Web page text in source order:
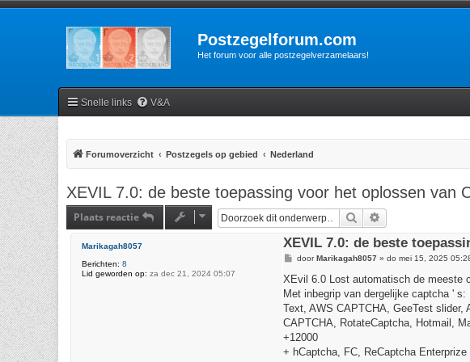
Postzegelforum.com
Het forum voor alle postzegelverzamelaars!
Snelle links V&A
Forumoverzicht Postzegels op gebied Nederland
XEVIL 7.0: de beste toepassing voor het oplossen van
Plaats reactie Zoek
Marikagah8057
Berichten: 8
Lid geworden op: za dec 21, 2024 05:07
XEVIL 7.0: de beste
B
r
c
h
doorMarikagah8057 » do mei 15, 2025
XEvil 6.0 Lost automatisch de meeste
Met inbegrip van dergelijke captcha '
Text, AWS CAPTCHA, GeeTest
CAPTCHA, RotateCaptcha, Hotmail,
+12000
+ hCaptcha, FC, ReCaptcha